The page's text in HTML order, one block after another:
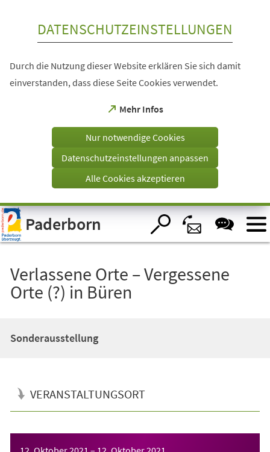
Visuelle
Assistenzsoftware
öffnen.
DATENSCHUTZEINSTELLUNGEN
Durch die Nutzung dieser Website erklären Sie sich damit
einverstanden, dass diese Seite Cookies verwendet.
Mehr Infos
(Öffnet
einem
Tab)
Nur notwendige Cookies
Datenschutzeinstellungen anpassen
Alle Cookies akzeptieren
Paderborn
Verlassene Orte – Vergessene
Orte (?) in Büren
Sonderausstellung
VERANSTALTUNGSORT